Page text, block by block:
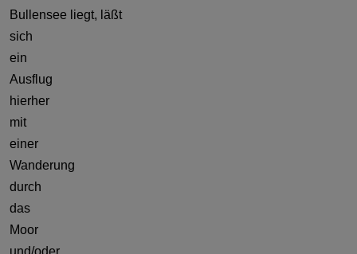
Bullensee liegt, läßt
sich
ein
Ausflug
hierher
mit
einer
Wanderung
durch
das
Moor
und/oder